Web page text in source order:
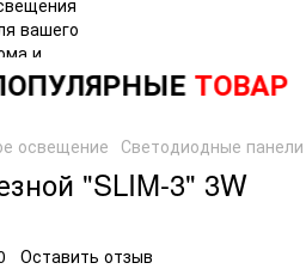
ТОВАРЫ
освещение Светодиодные панели
"SLIM-3" 3W
Оставить отзыв